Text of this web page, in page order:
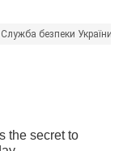
Служба безпеки України